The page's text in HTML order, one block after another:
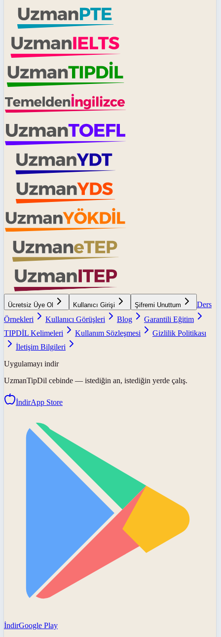
Ücretsiz Üye Ol Kullanıcı Girişi Şifremi Unuttum
Ders
Örnekleri
Kullanıcı Görüşleri Blog
Garantili Eğitim
TIPDİL Kelimeleri
Kullanım Sözleşmesi
Gizlilik Politikası
İletişim Bilgileri
Uygulamayı indir
UzmanTipDil cebinde — istediğin an, istediğin yerde çalış.
İndirApp Store
İndirGoogle Play